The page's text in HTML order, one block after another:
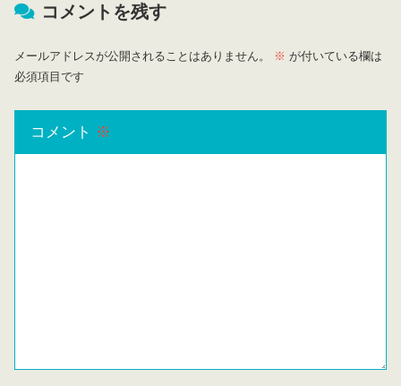
コメントを残す
メールアドレスが公開されることはありません。 ※ が付いている欄は
必須項目です
コメント ※